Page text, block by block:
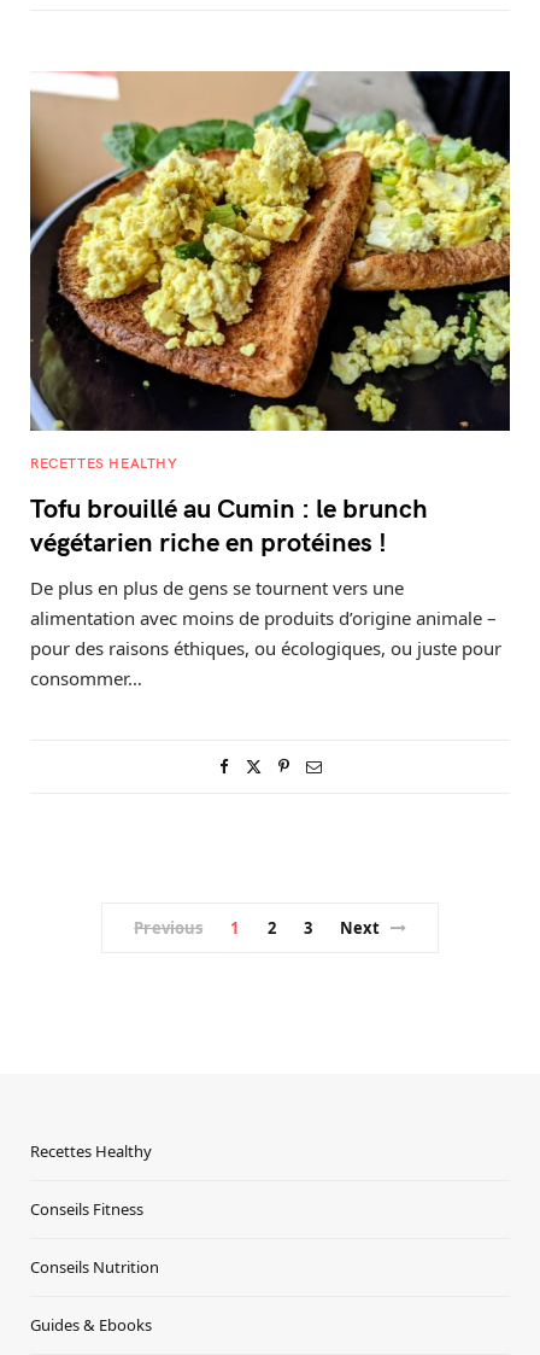
RECETTES HEALTHY
Tofu brouillé au Cumin : le brunch
végétarien riche en protéines !
De plus en plus de gens se tournent vers une
alimentation avec moins de produits d’origine animale –
pour des raisons éthiques, ou écologiques, ou juste pour
consommer…
Previous 1 2 3 Next
Recettes Healthy
Conseils Fitness
Conseils Nutrition
Guides & Ebooks